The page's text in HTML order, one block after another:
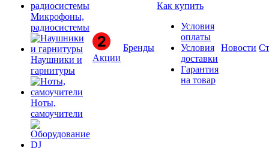
Микрофоны,
радиосистемы
Наушники и
гарнитуры
Ноты,
самоучители
Акции
Бренды
Как купить
Условия
оплаты
Условия
доставки
Гарантия
на товар
Новости